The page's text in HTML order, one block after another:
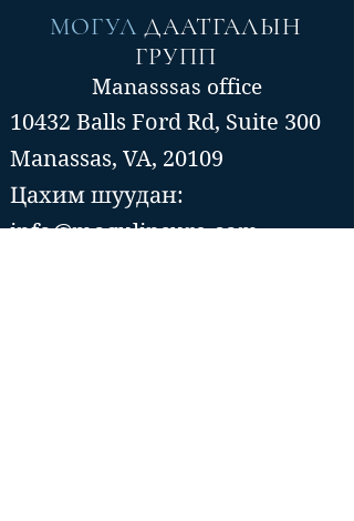
МОГУЛ ДААТГАЛЫН
ГРУПП
Manasssas office
10432 Balls Ford Rd, Suite 300
Manassas, VA, 20109
Цахим шуудан:
info@mogulinsure.com